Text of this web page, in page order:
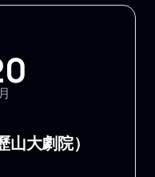
山大劇院）